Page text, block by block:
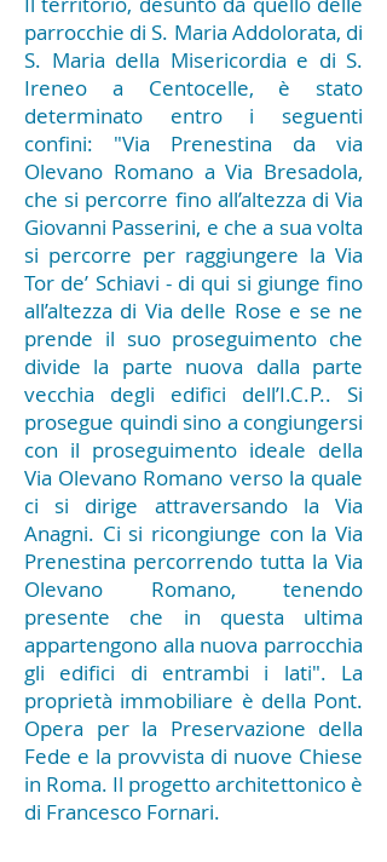
parrocchie di S. Maria Addolorata, di
S. Maria della Misericordia e di S.
Ireneo a Centocelle, è stato
determinato entro i seguenti
confini: "Via Prenestina da via
Olevano Romano a Via Bresadola,
che si percorre fino all’altezza di Via
Giovanni Passerini, e che a sua volta
si percorre per raggiungere la Via
Tor de’ Schiavi - di qui si giunge fino
all’altezza di Via delle Rose e se ne
prende il suo proseguimento che
divide la parte nuova dalla parte
vecchia degli edifici dell’I.C.P.. Si
prosegue quindi sino a congiungersi
con il proseguimento ideale della
Via Olevano Romano verso la quale
ci si dirige attraversando la Via
Anagni. Ci si ricongiunge con la Via
Prenestina percorrendo tutta la Via
Olevano Romano, tenendo
presente che in questa ultima
appartengono alla nuova parrocchia
gli edifici di entrambi i lati". La
proprietà immobiliare è della Pont.
Opera per la Preservazione della
Fede e la provvista di nuove Chiese
in Roma. Il progetto architettonico è
di Francesco Fornari.